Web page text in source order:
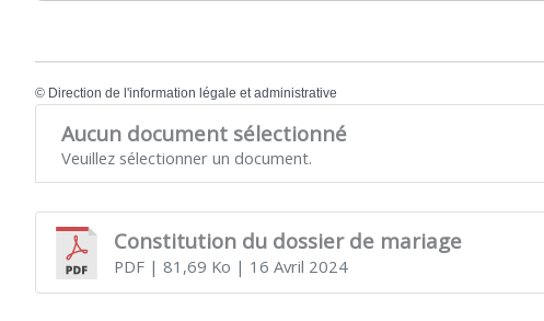
© Direction de l'information légale et administrative
Aucun document sélectionné
Veuillez sélectionner un document.
Constitution du dossier de mariage
PDF| 81,69 Ko | 16 Avril 2024